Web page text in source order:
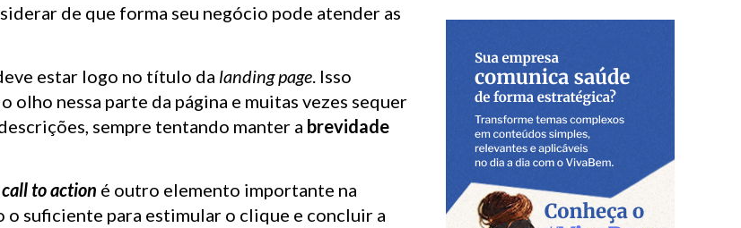
de que forma seu negócio pode atender as
estar logo no título da landing page. Isso
olho nessa parte da página e muitas vezes sequer
sempre tentando manter a brevidade
call to action é outro elemento importante na
o suficiente para estimular o clique e concluir a